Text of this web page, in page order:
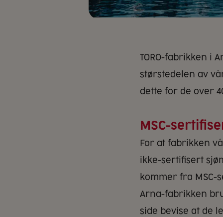
TORO-fabrikken i
størstedelen av
dette for de over
MSC-
For at fabrikken
ikke-sertifisert
kommer fra
Arna-fabrikken
side bevise at de